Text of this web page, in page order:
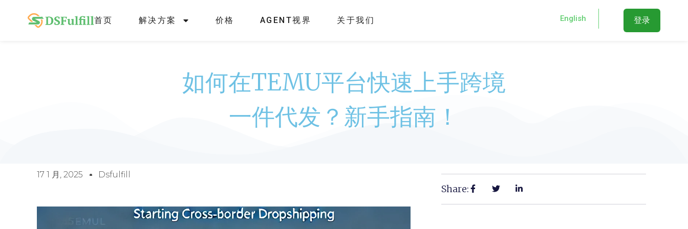
首页 解决方案 价格 AGENT视界 关于我们 English 登录
如何在TEMU平台快速上手跨境
一件代发？新手指南！
17 1 月, 2025 Dsfulfill
Share: